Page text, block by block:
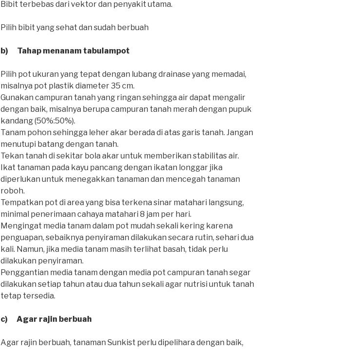
Bibit terbebas dari vektor dan penyakit utama.
Pilih bibit yang sehat dan sudah berbuah
b) Tahap menanam tabulampot
Pilih pot ukuran yang tepat dengan lubang drainase yang memadai,
misalnya pot plastik diameter 35 cm.
Gunakan campuran tanah yang ringan sehingga air dapat mengalir
dengan baik, misalnya berupa campuran tanah merah dengan pupuk
kandang (50%:50%).
Tanam pohon sehingga leher akar berada di atas garis tanah. Jangan
menutupi batang dengan tanah.
Tekan tanah di sekitar bola akar untuk memberikan stabilitas air.
Ikat tanaman pada kayu pancang dengan ikatan longgar jika
diperlukan untuk menegakkan tanaman dan mencegah tanaman
roboh.
Tempatkan pot di area yang bisa terkena sinar matahari langsung,
minimal penerimaan cahaya matahari 8 jam per hari.
Mengingat media tanam dalam pot mudah sekali kering karena
penguapan, sebaiknya penyiraman dilakukan secara rutin, sehari dua
kali. Namun, jika media tanam masih terlihat basah, tidak perlu
dilakukan penyiraman.
Penggantian media tanam dengan media pot campuran tanah segar
dilakukan setiap tahun atau dua tahun sekali agar nutrisi untuk tanah
tetap tersedia.
c) Agar rajin berbuah
Agar rajin berbuah, tanaman Sunkist perlu dipelihara dengan baik,